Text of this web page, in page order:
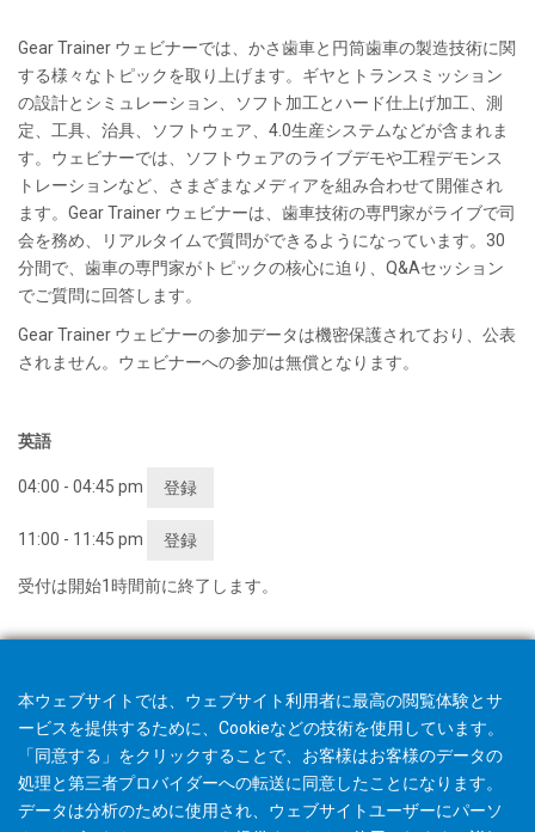
Gear Trainer ウェビナーでは、かさ歯車と円筒歯車の製造技術に関
する様々なトピックを取り上げます。ギヤとトランスミッション
の設計とシミュレーション、ソフト加工とハード仕上げ加工、測
定、工具、治具、ソフトウェア、4.0生産システムなどが含まれま
す。ウェビナーでは、ソフトウェアのライブデモや工程デモンス
トレーションなど、さまざまなメディアを組み合わせて開催され
ます。Gear Trainer ウェビナーは、歯車技術の専門家がライブで司
会を務め、リアルタイムで質問ができるようになっています。30
分間で、歯車の専門家がトピックの核心に迫り、Q&Aセッション
でご質問に回答します。
Gear Trainer ウェビナーの参加データは機密保護されており、公表
されません。ウェビナーへの参加は無償となります。
英語
04:00 - 04:45 pm 登録
11:00 - 11:45 pm 登録
受付は開始1時間前に終了します。
本ウェブサイトでは、ウェブサイト利用者に最高の閲覧体験とサ
ービスを提供するために、Cookieなどの技術を使用しています。
「同意する」をクリックすることで、お客様はお客様のデータの
処理と第三者プロバイダーへの転送に同意したことになります。
データは分析のために使用され、ウェブサイトユーザーにパーソ